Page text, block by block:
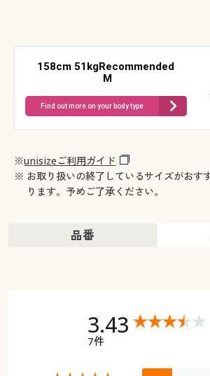
158cm 51kgRecommended
M
Find out more on your body type
※unisizeご利用ガイド
※ お取り扱いの終了しているサイズがおす
ります。予めご了承ください。
品番
3.43
7件